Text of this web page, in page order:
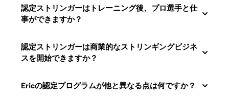
認定ストリンガーはトレーニング後、プロ選手と仕
事ができますか？
認定ストリンガーは商業的なストリンギングビジネ
スを開始できますか？
Ericの認定プログラムが他と異なる点は何ですか？